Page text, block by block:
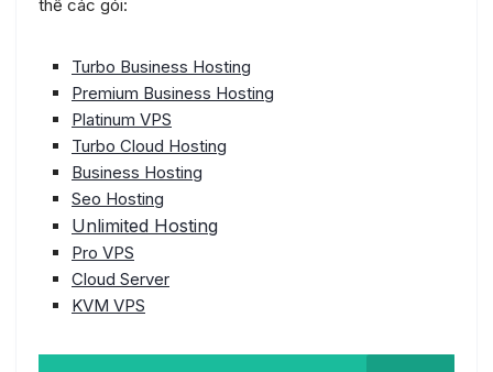
thể các gói:
Turbo Business Hosting
Premium Business Hosting
Platinum VPS
Turbo Cloud Hosting
Business Hosting
Seo Hosting
Unlimited Hosting
Pro VPS
Cloud Server
KVM VPS